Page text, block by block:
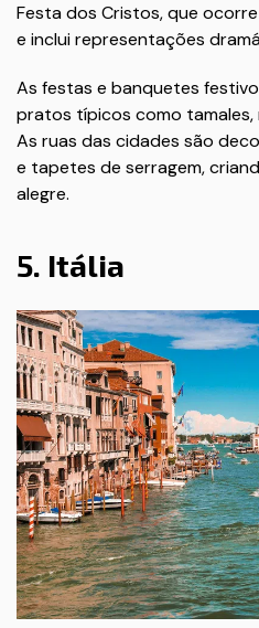
Festa dos Cristos, que
e inclui representações
As festas e banquetes
pratos típicos como tamales,
As ruas das cidades são
e tapetes de serragem,
alegre.
5. Itália